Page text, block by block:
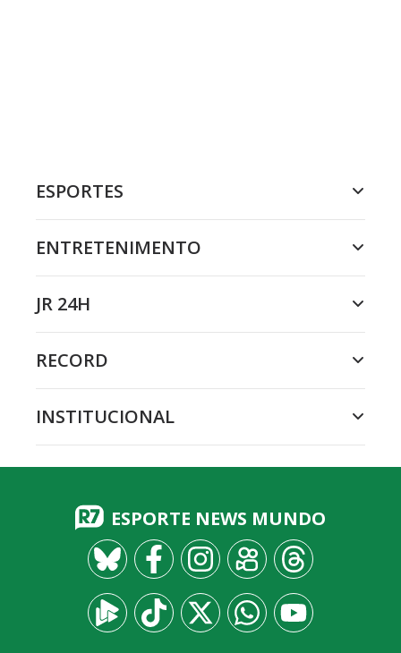
ESPORTES
ENTRETENIMENTO
JR 24H
RECORD
INSTITUCIONAL
ESPORTE NEWS MUNDO